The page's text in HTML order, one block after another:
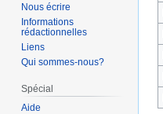
Nous écrire
Informations
rédactionnelles
Liens
Qui sommes-nous?
Spécial
Aide